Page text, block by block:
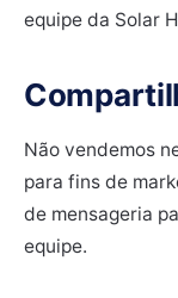
equipe da Solar
Não vendemos
para fins de
de mensageria
equipe.